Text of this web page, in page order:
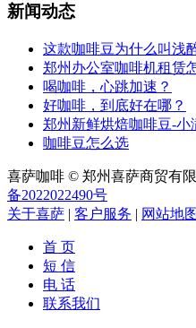
新闻动态
这款咖啡豆为什么叫浅
郑州办公室咖啡机租赁
喝咖啡，心跳加速？
好咖啡，到底好在哪？
郑州新鲜烘焙咖啡豆-小
咖啡豆怎么选
喜萨咖啡 © 郑州喜萨商贸有限
备2022022490号
关于喜萨 | 客户服务 | 网站地图
首 页
短 信
电 话
联系我们